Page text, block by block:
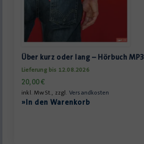
Über kurz oder lang – Hörbuch MP3
Lieferung bis 12.08.2026
20,00€
inkl. MwSt., zzgl. Versandkosten
»In den Warenkorb